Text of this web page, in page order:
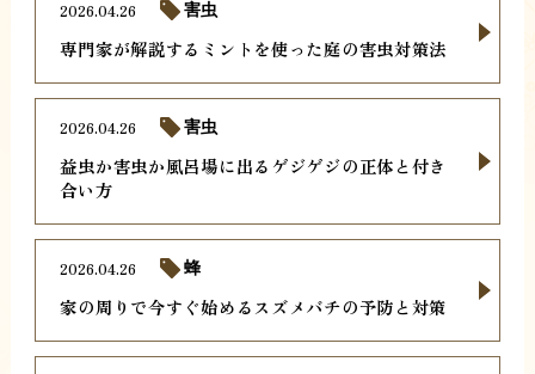
専門家が解説するミントを使った庭の害虫対策法
2026.04.26 害虫
益虫か害虫か風呂場に出るゲジゲジの正体と付き
合い方
2026.04.26 害虫
家の周りで今すぐ始めるスズメバチの予防と対策
2026.04.26 蜂